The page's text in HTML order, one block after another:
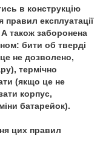
в конструкцію
правил експлуатації
А також заборонена
бити об тверді
не дозволено,
термічно
(якщо це не
корпус,
батарейок).
цих правил